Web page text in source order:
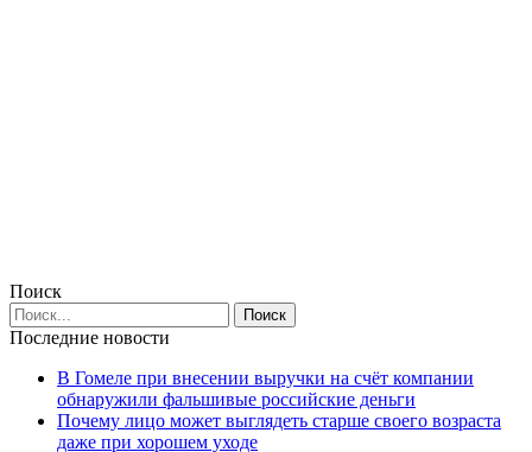
Поиск
Последние новости
В Гомеле при внесении выручки на счёт компании
обнаружили фальшивые российские деньги
Почему лицо может выглядеть старше своего возраста
даже при хорошем уходе